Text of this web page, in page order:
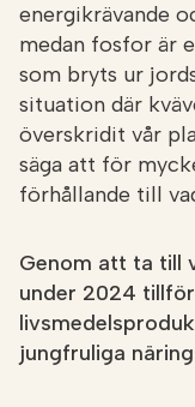
energikrävande
medan fosfor är
som bryts ur
situation där
överskridit vår
säga att för
förhållande till
Genom att ta till
under 2024
jungfruliga